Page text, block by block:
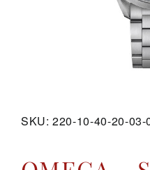
SKU:220-10-40-20-03-